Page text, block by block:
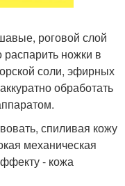
роговой слой
ножки в
соли, эфирных
обработать
спиливая кожу
механическая
- кожа